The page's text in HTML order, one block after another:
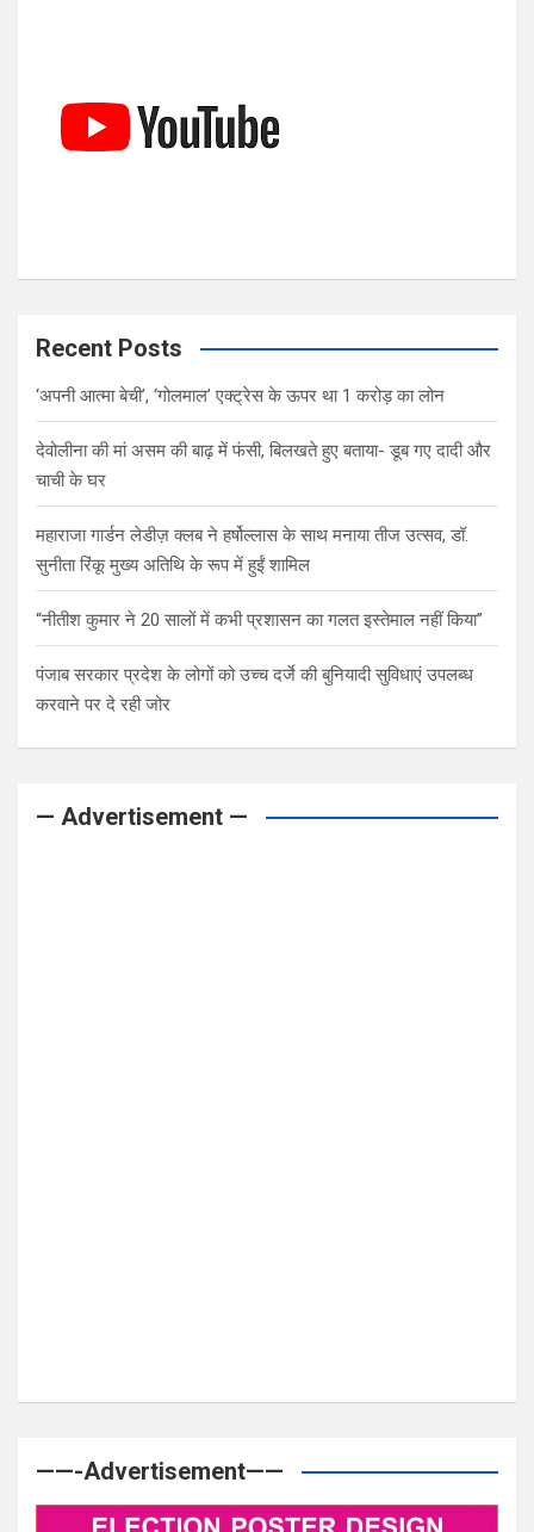
Recent Posts
‘अपनी आत्मा बेची’, ‘गोलमाल’ एक्ट्रेस के ऊपर था 1 करोड़ का लोन
देवोलीना की मां असम की बाढ़ में फंसी, बिलखते हुए बताया- डूब गए दादी और
चाची के घर
महाराजा गार्डन लेडीज़ क्लब ने हर्षोल्लास के साथ मनाया तीज उत्सव, डॉ.
सुनीता रिंकू मुख्य अतिथि के रूप में हुईं शामिल
“नीतीश कुमार ने 20 सालों में कभी प्रशासन का गलत इस्तेमाल नहीं किया”
पंजाब सरकार प्रदेश के लोगों को उच्च दर्जे की बुनियादी सुविधाएं उपलब्ध
करवाने पर दे रही जोर
— Advertisement —
——-Advertisement——